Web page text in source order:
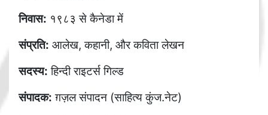
निवास: १९८३ से कैनेडा में
संप्रति: आलेख, कहानी, और कविता लेखन
सदस्य: हिन्दी राइटर्स गिल्ड
संपादक: ग़ज़ल संपादन (साहित्य कुंज.नेट)